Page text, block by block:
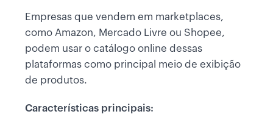
Empresas que vendem em marketplaces,
como Amazon, Mercado Livre ou Shopee,
podem usar o catálogo online dessas
plataformas como principal meio de exibição
de produtos.
Características principais: